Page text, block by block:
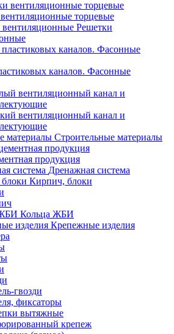
торцевые
Решетки
каналов. Фасонные
вентиляционный канал и
вентиляционный канал и
Строительные материалы
продукция
Дренажная система
Кирпич, блоки
Кольца ЖБИ
Крепежные изделия
гвозди
фиксаторы
вытяжные
крепеж